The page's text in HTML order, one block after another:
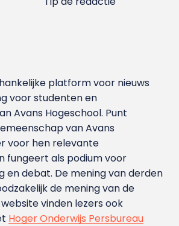
platform voor nieuws
voor studenten en
Avans Hoge­school. Punt
van Avans
voor hen relevante
fungeert als podium voor
en debat. De mening van derden
de mening van de
vinden lezers ook
Hoger Onderwijs Persbureau